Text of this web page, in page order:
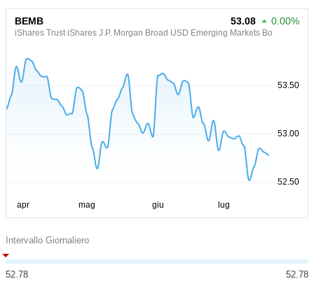
BEMB
iShares Trust iShares J.P. Morgan Broad USD Emerging Markets Bo
53.08 0.00%
Intervallo Giornaliero
52.78 52.78